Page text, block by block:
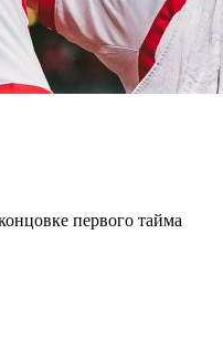
первого тайма